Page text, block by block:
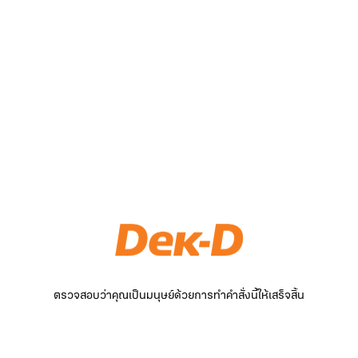
ตรวจสอบว่าคุณเป็นมนุษย์ด้วยการทำคำสั่งนี้ให้เสร็จสิ้น